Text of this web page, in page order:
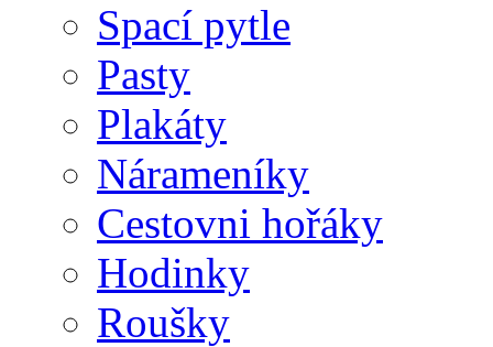
Spací pytle
Pasty
Plakáty
Nárameníky
Cestovni hořáky
Hodinky
Roušky